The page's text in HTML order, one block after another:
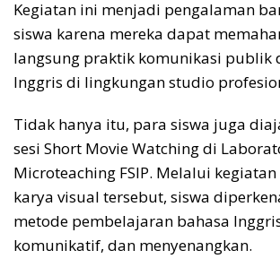
Kegiatan ini menjadi pengalaman
siswa karena mereka dapat
langsung praktik komunikasi publik
Inggris di lingkungan studio
Tidak hanya itu, para siswa juga
sesi Short Movie Watching di
Microteaching FSIP. Melalui
karya visual tersebut, siswa
metode pembelajaran bahasa
komunikatif, dan menyenangkan.